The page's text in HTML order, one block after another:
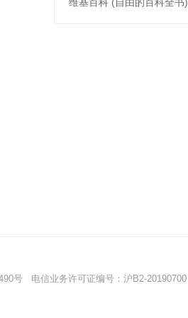
号 电信业务许可证编号：沪B2-20190700